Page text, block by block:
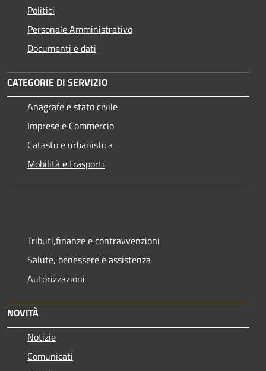
Politici
Personale Amministrativo
Documenti e dati
CATEGORIE DI SERVIZIO
Anagrafe e stato civile
Imprese e Commercio
Catasto e urbanistica
Mobilità e trasporti
Tributi,finanze e contravvenzioni
Salute, benessere e assistenza
Autorizzazioni
NOVITÀ
Notizie
Comunicati